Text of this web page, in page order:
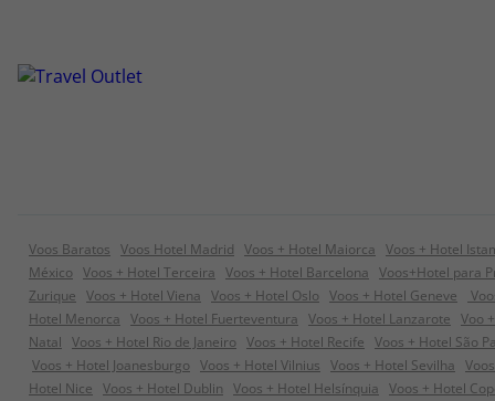
Voos Baratos Voos Hotel Madrid Voos + Hotel Maiorca Voos + Hotel
México Voos + Hotel Terceira Voos + Hotel Barcelona Voos+Hotel para
Zurique Voos + Hotel Viena Voos + Hotel Oslo Voos + Hotel Geneve
Hotel Menorca Voos + Hotel Fuerteventura Voos + Hotel Lanzarote Voo
Natal Voos + Hotel Rio de Janeiro Voos + Hotel Recife Voos + Hotel São
Voos + Hotel Joanesburgo Voos + Hotel Vilnius Voos + Hotel Sevilha
Hotel Nice Voos + Hotel Dublin Voos + Hotel Helsínquia Voos + Hotel